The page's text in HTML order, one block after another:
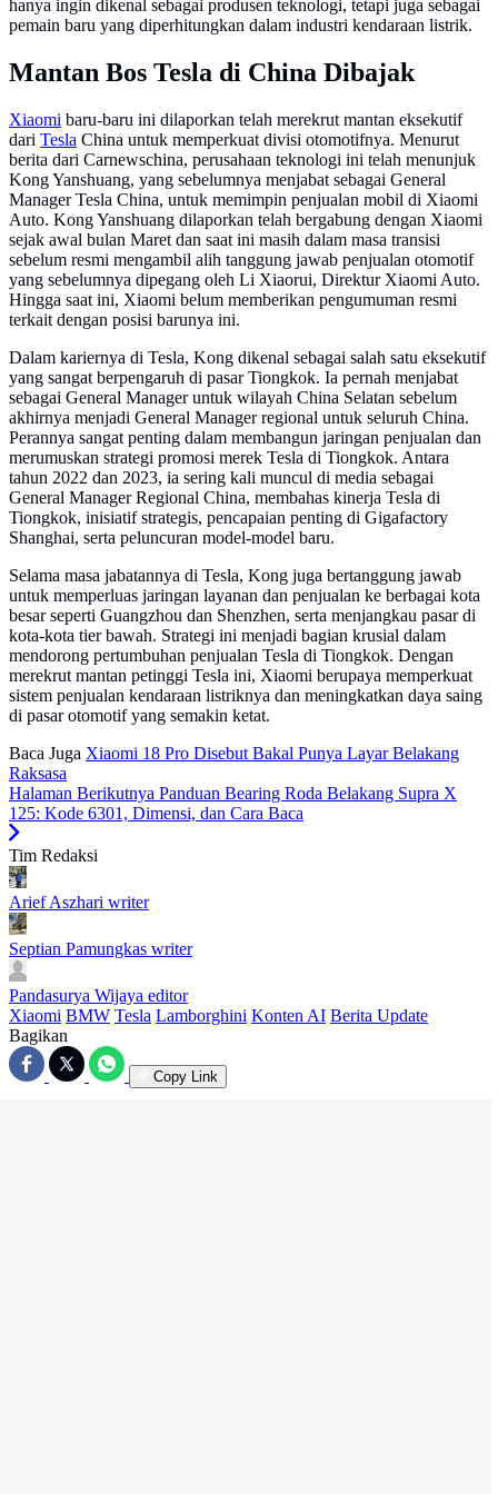
hanya ingin dikenal sebagai produsen teknologi, tetapi juga sebagai
pemain baru yang diperhitungkan dalam industri kendaraan listrik.
Mantan Bos Tesla di China Dibajak
Xiaomi baru-baru ini dilaporkan telah merekrut mantan eksekutif
dari Tesla China untuk memperkuat divisi otomotifnya. Menurut
berita dari Carnewschina, perusahaan teknologi ini telah menunjuk
Kong Yanshuang, yang sebelumnya menjabat sebagai General
Manager Tesla China, untuk memimpin penjualan mobil di Xiaomi
Auto. Kong Yanshuang dilaporkan telah bergabung dengan Xiaomi
sejak awal bulan Maret dan saat ini masih dalam masa transisi
sebelum resmi mengambil alih tanggung jawab penjualan otomotif
yang sebelumnya dipegang oleh Li Xiaorui, Direktur Xiaomi Auto.
Hingga saat ini, Xiaomi belum memberikan pengumuman resmi
terkait dengan posisi barunya ini.
Dalam kariernya di Tesla, Kong dikenal sebagai salah satu eksekutif
yang sangat berpengaruh di pasar Tiongkok. Ia pernah menjabat
sebagai General Manager untuk wilayah China Selatan sebelum
akhirnya menjadi General Manager regional untuk seluruh China.
Perannya sangat penting dalam membangun jaringan penjualan dan
merumuskan strategi promosi merek Tesla di Tiongkok. Antara
tahun 2022 dan 2023, ia sering kali muncul di media sebagai
General Manager Regional China, membahas kinerja Tesla di
Tiongkok, inisiatif strategis, pencapaian penting di Gigafactory
Shanghai, serta peluncuran model-model baru.
Selama masa jabatannya di Tesla, Kong juga bertanggung jawab
untuk memperluas jaringan layanan dan penjualan ke berbagai kota
besar seperti Guangzhou dan Shenzhen, serta menjangkau pasar di
kota-kota tier bawah. Strategi ini menjadi bagian krusial dalam
mendorong pertumbuhan penjualan Tesla di Tiongkok. Dengan
merekrut mantan petinggi Tesla ini, Xiaomi berupaya memperkuat
sistem penjualan kendaraan listriknya dan meningkatkan daya saing
di pasar otomotif yang semakin ketat.
Baca Juga Xiaomi 18 Pro Disebut Bakal Punya Layar Belakang
Raksasa
Halaman Berikutnya Panduan Bearing Roda Belakang Supra X
125: Kode 6301, Dimensi, dan Cara Baca
Tim Redaksi
Arief Aszhari writer
Septian Pamungkas writer
Pandasurya Wijaya editor
Xiaomi BMW Tesla Lamborghini Konten AI Berita Update
Bagikan
Copy Link